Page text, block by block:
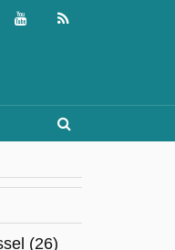
(26)